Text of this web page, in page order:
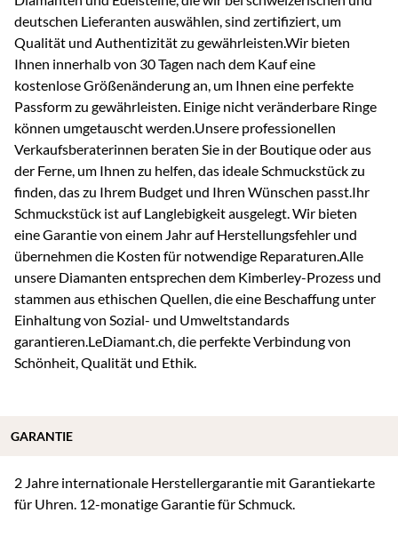
deutschen Lieferanten auswählen, sind zertifiziert, um
Qualität und Authentizität zu gewährleisten.Wir bieten
Ihnen innerhalb von 30 Tagen nach dem Kauf eine
kostenlose Größenänderung an, um Ihnen eine perfekte
Passform zu gewährleisten. Einige nicht veränderbare Ringe
können umgetauscht werden.Unsere professionellen
Verkaufsberaterinnen beraten Sie in der Boutique oder aus
der Ferne, um Ihnen zu helfen, das ideale Schmuckstück zu
finden, das zu Ihrem Budget und Ihren Wünschen passt.Ihr
Schmuckstück ist auf Langlebigkeit ausgelegt. Wir bieten
eine Garantie von einem Jahr auf Herstellungsfehler und
übernehmen die Kosten für notwendige Reparaturen.Alle
unsere Diamanten entsprechen dem Kimberley-Prozess und
stammen aus ethischen Quellen, die eine Beschaffung unter
Einhaltung von Sozial- und Umweltstandards
garantieren.LeDiamant.ch, die perfekte Verbindung von
Schönheit, Qualität und Ethik.
2 Jahre internationale Herstellergarantie mit Garantiekarte
für Uhren. 12-monatige Garantie für Schmuck.
GARANTIE